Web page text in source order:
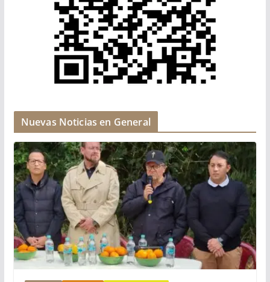
Nuevas Noticias en General